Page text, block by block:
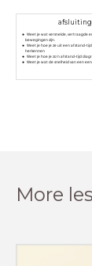
afsluiting
Weet je wat versnelde, vertraagde
bewegingen zijn.
Weet je hoe je ze uit een afstand-
herkennen
Weet je hoe je zo'n afstand-tijd
Weet je wat de snelheid van een
More